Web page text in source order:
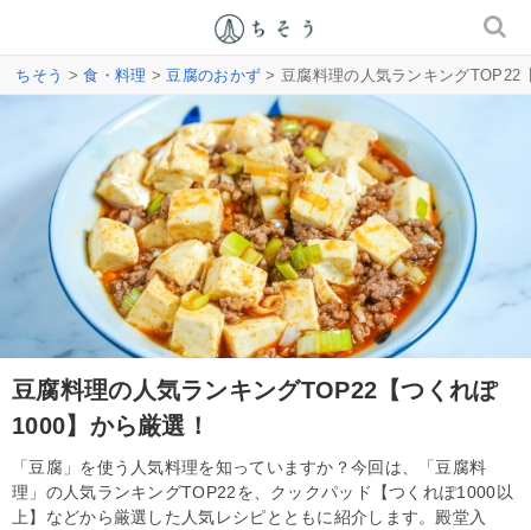
ちそう >食・料理 >豆腐のおかず > 豆腐料理の人気ランキングTOP22
豆腐料理の人気ランキングTOP22【つくれぽ
1000】から厳選！
「豆腐」を使う人気料理を知っていますか？今回は、「豆腐料
理」の人気ランキングTOP22を、クックパッド【つくれぽ1000以
上】などから厳選した人気レシピとともに紹介します。殿堂入